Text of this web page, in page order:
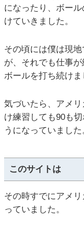
になったり、ボー
けていきました。
その頃には僕は現
が、それでも仕事が
ボールを打ち続けま
気づいたら、アメ
け練習しても90も
うになっていました
このサイトは
その時すでにアメ
っていました。